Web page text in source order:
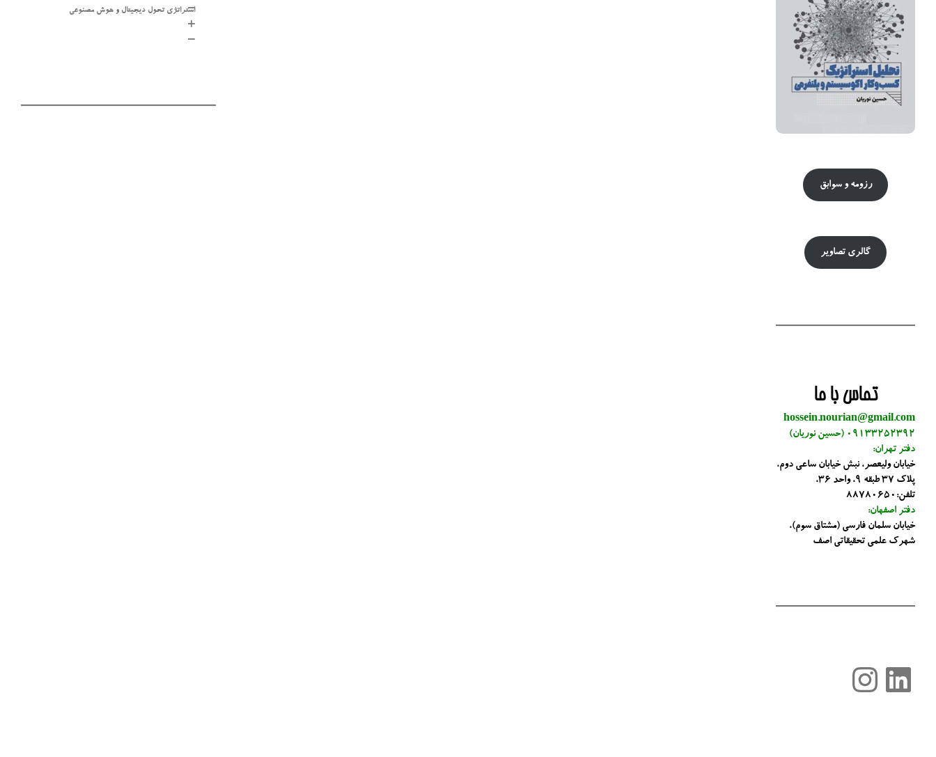
استراتژی تحول دیجیتال و هوش مصنوعی
رزومه و سوابق
گالری تصاویر
تماس با ما
hossein.nourian@gmail.com
09133252392 (حسین نوریان)
دفتر تهران:
خیابان ولیعصر، نبش خیابان ساعی دوم،
پلاک 37 طبقه 9، واحد 36،
تلفن:88780650
دفتر اصفهان:
خیابان سلمان فارسی (مشتاق سوم)،
شهرک علمی تحقیقاتی اصف
لینکداین
اینستاگرم